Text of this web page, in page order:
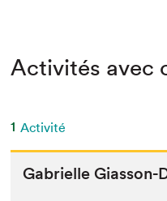
Activités avec
1 Activité
Gabrielle Gias­son-